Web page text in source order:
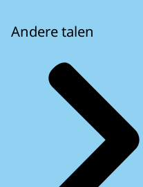
Andere talen